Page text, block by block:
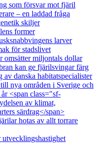
som försvar mot fjäril
– en laddad fråga
skiljer
former
larver
för stadslivet
omsätter miljontals dollar
kan ge fjärilsvingar färg
av danska habitatspecialister
nya områden i Sverige och
<span class="sf-
av klimat,
särdrag</span>
hotas av allt torrare